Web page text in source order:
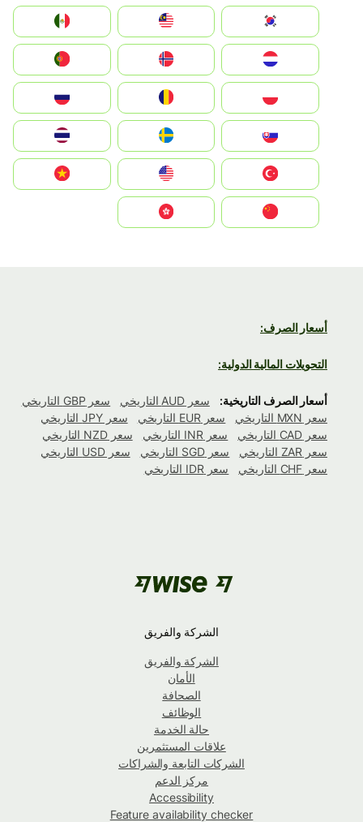
South Korea
Nederland
Portugal
România
Slovensko
United States
Vietnam
أسعار الصرف:
التحويلات المالية الدولية:
أسعار الصرف التاريخية: سعر AUD التاريخي
سعر GBP التاريخي
سعر MXN التاريخي
سعر EUR التاريخي
سعر JPY التاريخي
سعر CAD التاريخي
سعر INR التاريخي
سعر NZD التاريخي
سعر ZAR التاريخي
سعر SGD التاريخي
سعر USD التاريخي
سعر CHF التاريخي
سعر IDR التاريخي
الشركة والفريق
الشركة والفريق
الأمان
الصحافة
الوظائف
حالة الخدمة
علاقات المستثمرين
الشركات التابعة والشراكات
مركز الدعم
Accessibility
Feature availability checker